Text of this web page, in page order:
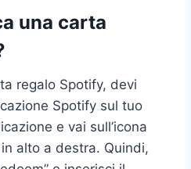
una carta
regalo Spotify, devi
Spotify sul tuo
e vai sull’icona
alto a destra. Quindi,